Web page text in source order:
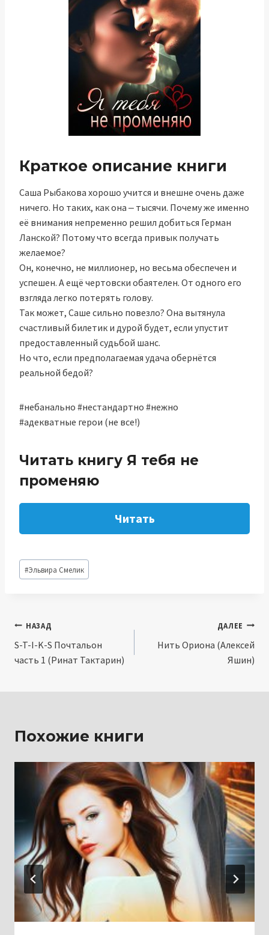
Краткое описание книги
Саша Рыбакова хорошо учится и внешне очень даже
ничего. Но таких, как она ‒ тысячи. Почему же именно
её внимания непременно решил добиться Герман
Ланской? Потому что всегда привык получать
желаемое?
Он, конечно, не миллионер, но весьма обеспечен и
успешен. А ещё чертовски обаятелен. От одного его
взгляда легко потерять голову.
Так может, Саше сильно повезло? Она вытянула
счастливый билетик и дурой будет, если упустит
предоставленный судьбой шанс.
Но что, если предполагаемая удача обернётся
реальной бедой?
#небанально #нестандартно #нежно
#адекватные герои (не все!)
Читать книгу Я тебя не
променяю
Читать
Метки
записи:
#Эльвира Смелик
Навигация
по
НАЗАД
S-T-I-K-S Почтальон
часть 1 (Ринат Тактарин)
ДАЛЕЕ
Нить Ориона (Алексей
Яшин)
Похожие книги